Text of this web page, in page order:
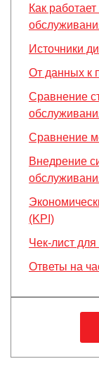
Как
Источники
От данных к
Сравнение
Сравнение
Внедрение
(KPI)
Чек-лист
Ответы на